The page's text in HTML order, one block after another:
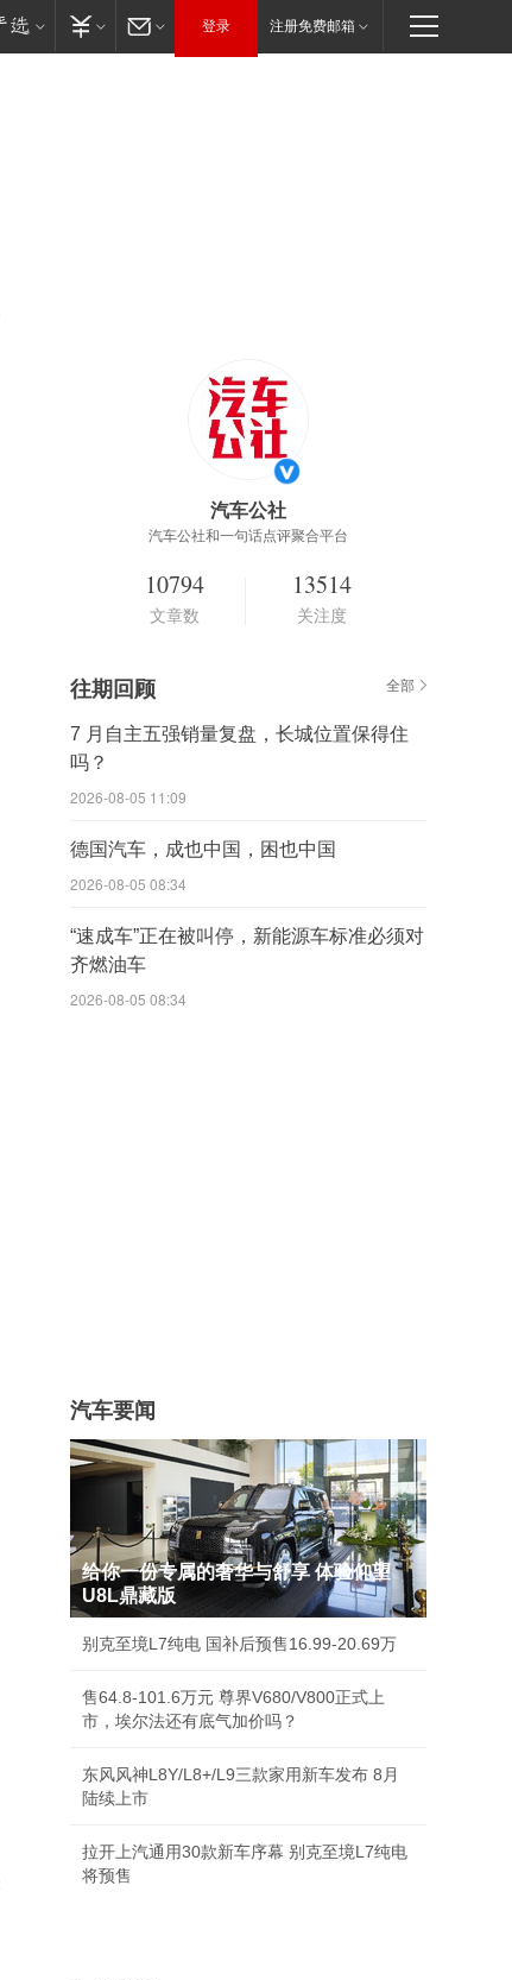
登录 注册免费邮箱
汽车公社
汽车公社和一句话点评聚合平台
10794
文章数
13514
关注度
往期回顾 全部
7 月自主五强销量复盘，长城位置保得住
吗？
2026-08-05 11:09
德国汽车，成也中国，困也中国
2026-08-05 08:34
“速成车”正在被叫停，新能源车标准必须对
齐燃油车
2026-08-05 08:34
汽车要闻
给你一份专属的奢华与舒享 体验仰望
U8L鼎藏版
别克至境L7纯电 国补后预售16.99-20.69万
售64.8-101.6万元 尊界V680/V800正式上
市，埃尔法还有底气加价吗？
东风风神L8Y/L8+/L9三款家用新车发布 8月
陆续上市
拉开上汽通用30款新车序幕 别克至境L7纯电
将预售